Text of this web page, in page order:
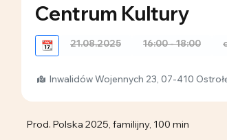
Centrum Kultury
📆 21.08.2025 16:00 - 18:00
Inwalidów Wojennych 23, 07-410
Prod. Polska 2025, familijny, 100 min